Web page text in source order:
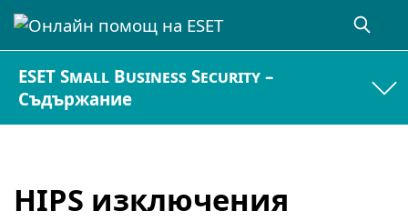
ESET Small Business Security –
Съдържание
HIPS изключения